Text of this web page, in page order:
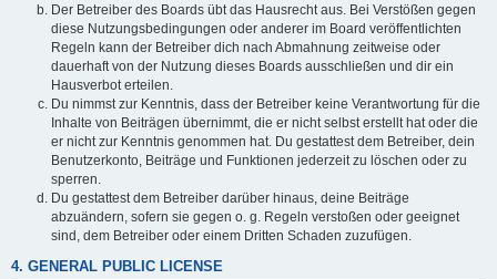
Der Betreiber des Boards übt das Hausrecht aus. Bei Verstößen gegen
diese Nutzungsbedingungen oder anderer im Board veröffentlichten
Regeln kann der Betreiber dich nach Abmahnung zeitweise oder
dauerhaft von der Nutzung dieses Boards ausschließen und dir ein
Hausverbot erteilen.
Du nimmst zur Kenntnis, dass der Betreiber keine Verantwortung für die
Inhalte von Beiträgen übernimmt, die er nicht selbst erstellt hat oder die
er nicht zur Kenntnis genommen hat. Du gestattest dem Betreiber, dein
Benutzerkonto, Beiträge und Funktionen jederzeit zu löschen oder zu
sperren.
Du gestattest dem Betreiber darüber hinaus, deine Beiträge
abzuändern, sofern sie gegen o. g. Regeln verstoßen oder geeignet
sind, dem Betreiber oder einem Dritten Schaden zuzufügen.
4. GENERAL PUBLIC LICENSE